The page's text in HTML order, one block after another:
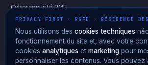
Cybersécurité PME
Gouvernance
Politique de confidentialité
Politique des cookies
Préférences des cookies
PRIVACY FIRST · RGPD · RÉSIDENCE
Nous utilisons des cookies techniques
fonctionnement du site et, avec votre
cookies analytiques et marketing pour
personnaliser les contenus. Vous pouvez